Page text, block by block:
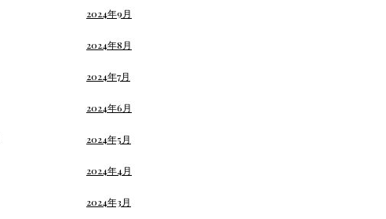
2024年9月
2024年8月
2024年7月
2024年6月
2024年5月
2024年4月
2024年3月